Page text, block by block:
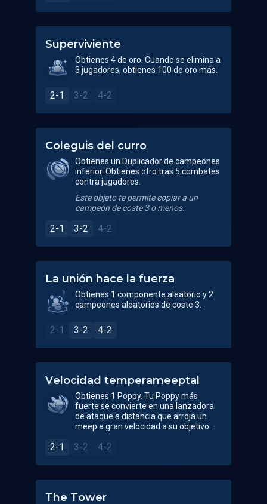
Superviviente
Obtienes 4 de oro. Cuando se elimina a
3 jugadores, obtienes 100 de oro más.
2-1 3-2 4-2
Coleguis del curro
Obtienes un Duplicador de campeones
inferior. Obtienes otro tras 5 combates
contra jugadores.
Este objeto te permite copiar a un
campeón de coste 3 o menos.
2-1 3-2 4-2
La unión hace la fuerza
Obtienes 1 componente aleatorio y 2
campeones aleatorios de coste 3.
2-1 3-2 4-2
Velocidad temperameeptal
Obtienes 1 Poppy. Tu Poppy más
fuerte se convierte en una lanzadora
de ataque a distancia que arroja un
meep a gran velocidad a su objetivo.
2-1 3-2 4-2
The Tower